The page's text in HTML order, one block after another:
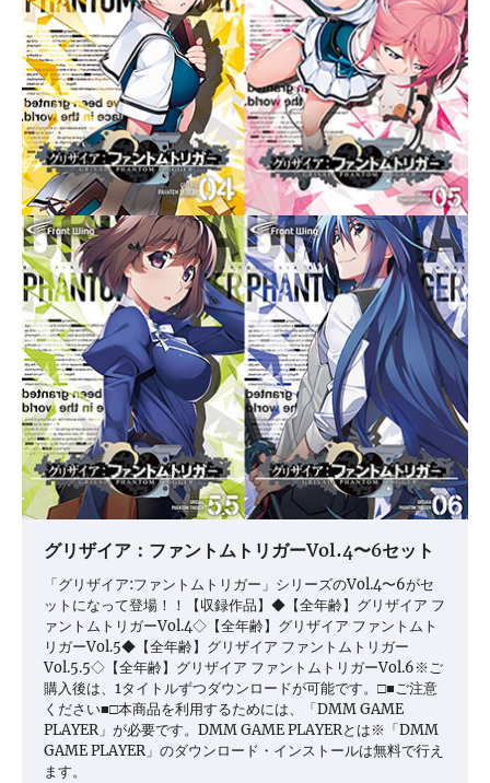
グリザイア：ファントムトリガーVol.4〜6セット
「グリザイア:ファントムトリガー」シリーズのVol.4〜6がセ
ットになって登場！！【収録作品】◆【全年齢】グリザイア フ
ァントムトリガーVol.4◇【全年齢】グリザイア ファントムト
リガーVol.5◆【全年齢】グリザイア ファントムトリガー
Vol.5.5◇【全年齢】グリザイア ファントムトリガーVol.6※ご
購入後は、1タイトルずつダウンロードが可能です。□■ご注意
ください■□本商品を利用するためには、「DMM GAME
PLAYER」が必要です。DMM GAME PLAYERとは※「DMM
GAME PLAYER」のダウンロード・インストールは無料で行え
ます。